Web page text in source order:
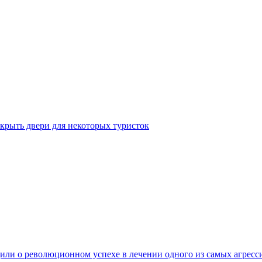
двери для некоторых туристок
о революционном успехе в лечении одного из самых